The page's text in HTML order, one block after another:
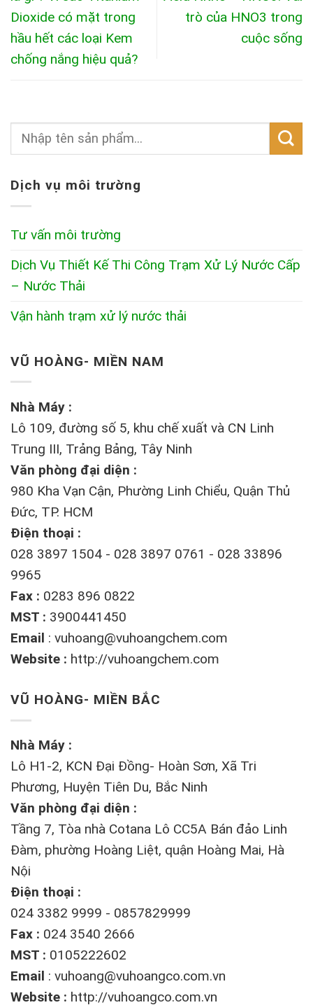
Dioxide có mặt trong
hầu hết các loại Kem
chống nắng hiệu quả?
trò của HNO3 trong
cuộc sống
Dịch vụ môi trường
Tư vấn môi trường
Dịch Vụ Thiết Kế Thi Công Trạm Xử Lý Nước Cấp
– Nước Thải
Vận hành trạm xử lý nước thải
VŨ HOÀNG- MIỀN NAM
Nhà Máy :
Lô 109, đường số 5, khu chế xuất và CN Linh
Trung III, Trảng Bảng, Tây Ninh
Văn phòng đại diện :
980 Kha Vạn Cận, Phường Linh Chiểu, Quận Thủ
Đức, TP. HCM
Điện thoại :
028 3897 1504 - 028 3897 0761 - 028 33896
9965
Fax : 0283 896 0822
MST : 3900441450
Email : vuhoang@vuhoangchem.com
Website : http://vuhoangchem.com
VŨ HOÀNG- MIỀN BẮC
Nhà Máy :
Lô H1-2, KCN Đại Đồng- Hoàn Sơn, Xã Tri
Phương, Huyện Tiên Du, Bắc Ninh
Văn phòng đại diện :
Tầng 7, Tòa nhà Cotana Lô CC5A Bán đảo Linh
Đàm, phường Hoàng Liệt, quận Hoàng Mai, Hà
Nội
Điện thoại :
024 3382 9999 - 0857829999
Fax : 024 3540 2666
MST : 0105222602
Email : vuhoang@vuhoangco.com.vn
Website : http://vuhoangco.com.vn